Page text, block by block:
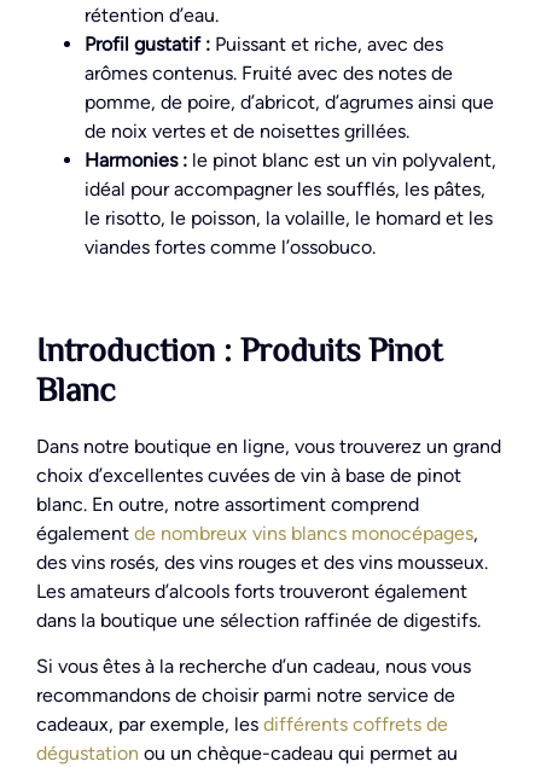
rétention d’eau.
Profil gustatif : Puissant et riche, avec des
arômes contenus. Fruité avec des notes de
pomme, de poire, d’abricot, d’agrumes ainsi que
de noix vertes et de noisettes grillées.
Harmonies : le pinot blanc est un vin polyvalent,
idéal pour accompagner les soufflés, les pâtes,
le risotto, le poisson, la volaille, le homard et les
viandes fortes comme l’ossobuco.
Introduction : Produits Pinot
Blanc
Dans notre boutique en ligne, vous trouverez un grand
choix d’excellentes cuvées de vin à base de pinot
blanc. En outre, notre assortiment comprend
également de nombreux vins blancs monocépages,
des vins rosés, des vins rouges et des vins mousseux.
Les amateurs d’alcools forts trouveront également
dans la boutique une sélection raffinée de digestifs.
Si vous êtes à la recherche d’un cadeau, nous vous
recommandons de choisir parmi notre service de
cadeaux, par exemple, les différents coffrets de
dégustation ou un chèque-cadeau qui permet au